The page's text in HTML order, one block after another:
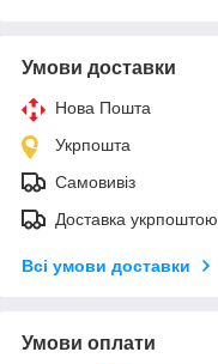
Умови доставки
Нова Пошта
Укрпошта
Самовивіз
Доставка укрпоштою
Всі умови доставки
Умови оплати